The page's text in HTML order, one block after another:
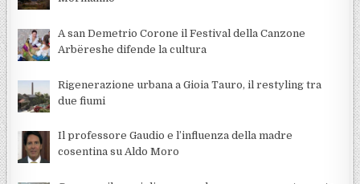
A san Demetrio Corone il Festival della Canzone
Arbëreshe difende la cultura
Rigenerazione urbana a Gioia Tauro, il restyling tra
due fiumi
Il professore Gaudio e l’influenza della madre
cosentina su Aldo Moro